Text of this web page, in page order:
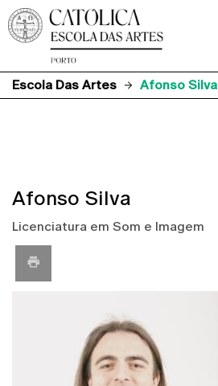
Escola Das Artes
Afonso Silva
Afonso Silva
Licenciatura em Som e Imagem